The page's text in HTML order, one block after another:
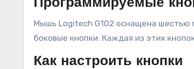
Программируемые
Мышь Logitech G102 оснащена шестью
боковые кнопки. Каждая из этих
Как настроить кнопки